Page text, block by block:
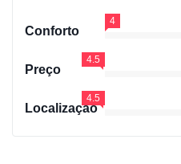
Conforto
4
Preço
4.5
Localização
4.5